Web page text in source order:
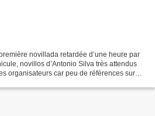
novillada retardée d’une heure par
novillos d’Antonio Silva très attendus
organisateurs car peu de références sur